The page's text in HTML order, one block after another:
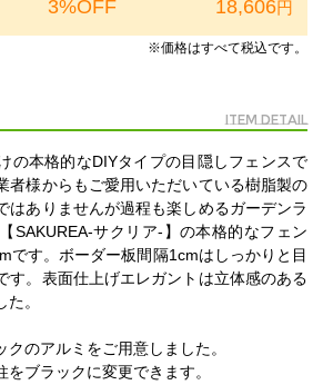
3%OFF 18,606円
※価格はすべて税込です。
Item Detail
の本格的なDIYタイプの目隠しフェンスで
者様からもご愛用いただいている樹脂製の
はありませんが過程も楽しめるガーデンラ
SAKUREA-サクリア-】の本格的なフェン
です。ボーダー板間隔1cmはしっかりと目
す。表面仕上げエレガントは立体感のある
。
のアルミをご用意しました。
ブラックに変更できます。